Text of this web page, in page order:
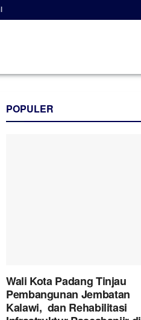
POPULER
Wali Kota Padang Tinjau
Pembangunan Jembatan
Kalawi, dan Rehabilitasi